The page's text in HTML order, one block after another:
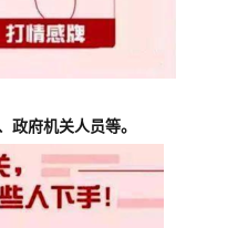
政府机关人员等。